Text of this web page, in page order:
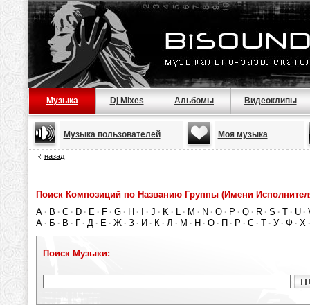
Музыка Dj Mixes Альбомы Видеоклипы
Музыка пользователей Моя музыка
назад
Поиск Композиций по Названию Группы (Имени
A · B · C · D · E · F · G · H · · J · K · L · M · N · O · P · Q · R · S · T · U ·
А · Б · В · Г · Д · Е · Ж · З · И · К · Л · М · Н · О · П · Р · С · Т · У · Ф · Х
Поиск Музыки: